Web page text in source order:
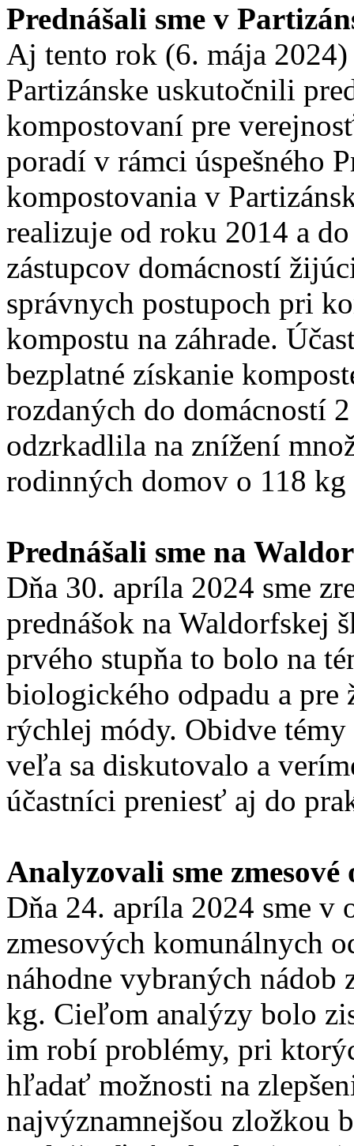
Prednášali sme v
Aj tento rok (6. mája
Partizánske uskutočnili
kompostovaní pre
poradí v rámci úspešného
kompostovania v
realizuje od roku 2014 a
zástupcov domácností
správnych postupoch pri
kompostu na záhrade.
bezplatné získanie
rozdaných do domácností
odzrkadlila na znížení
rodinných domov o 118
Prednášali sme na
Dňa 30. apríla 2024 sme
prednášok na Waldorfskej
prvého stupňa to bolo na
biologického odpadu a pre
rýchlej módy. Obidve
veľa sa diskutovalo a
účastníci preniesť aj do
Analyzovali sme
Dňa 24. apríla 2024 sme v
zmesových komunálnych
náhodne vybraných nádob
kg. Cieľom analýzy bolo
im robí problémy, pri
hľadať možnosti na
najvýznamnejšou zložkou